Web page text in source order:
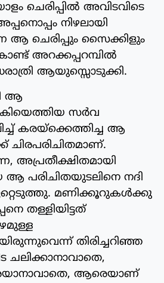
ചെരിപ്പില്‍ അവിടവിടെ
അപ്പനൊപ്പം നിഴലായി
ആ ചെരിപ്പും സൈക്കിളും
അറക്കപ്പറമ്പില്‍
ആയുസ്സൊടുക്കി.
ആ
സര്‍വ
കരയ്‌ക്കെത്തിച്ച ആ
ആ പരിചിതയുടലിനെ നദി
ഏറ്റെടുത്തു. മണിക്കൂറുകള്‍ക്കു
തള്ളിയിട്ടത്
തിരിച്ചറിഞ്ഞ
ആരെയാണ്